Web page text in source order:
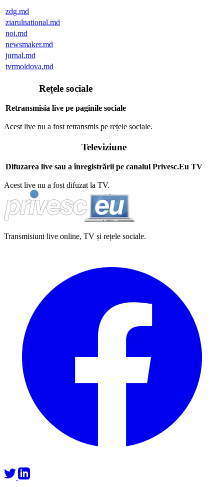
zdg.md
ziarulnational.md
noi.md
newsmaker.md
jurnal.md
tvrmoldova.md
Rețele sociale
Retransmisia live pe paginile sociale
Acest live nu a fost retransmis pe rețele sociale.
Televiziune
Difuzarea live sau a înregistrării pe canalul Privesc.Eu TV
Acest live nu a fost difuzat la TV.
Transmisiuni live online, TV și rețele sociale.